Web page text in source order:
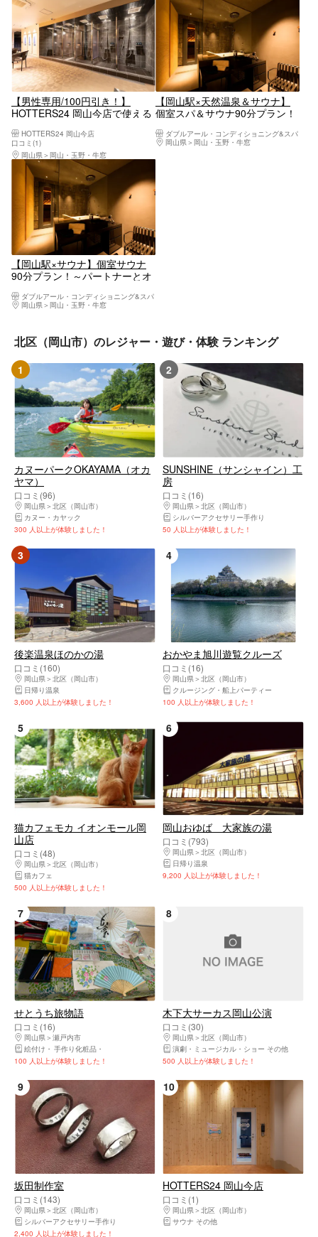
【男性専用/100円引き！】
HOTTERS24 岡山今店で使える
ト HOTTERS24 岡山今店
口コミ(1)
岡山県
岡山・玉野・牛窓
【岡山駅×天然温泉＆サウナ】
個室スパ＆サウナ90分プラン！
スメ♪
ダブルアール・コンディショニング&スパ
岡山県
岡山・玉野・牛窓
【岡山駅×サウナ】個室サウナ
90分プラン！～パートナーとオ
ダブルアール・コンディショニング&スパ
岡山県
岡山・玉野・牛窓
北区（岡山市）のレジャー・遊び・体験 ランキング
1
カヌーパークOKAYAMA（オカ
ヤマ）
口コミ(96)
岡山県
北区（岡山市）
カヌー・カヤック
300 人以上が体験しました！
2
SUNSHINE（サンシャイン）工
房
口コミ(16)
岡山県
北区（岡山市）
シルバーアクセサリー手作り
50 人以上が体験しました！
3
後楽温泉ほのかの湯
口コミ(160)
岡山県
北区（岡山市）
日帰り温泉
3,600 人以上が体験しました！
4
おかやま旭川遊覧クルーズ
口コミ(16)
岡山県
北区（岡山市）
クルージング・船上パーティー
100 人以上が体験しました！
5
猫カフェモカ イオンモール岡
山店
口コミ(48)
岡山県
北区（岡山市）
猫カフェ
500 人以上が体験しました！
6
岡山おゆば 大家族の湯
口コミ(793)
岡山県
北区（岡山市）
日帰り温泉
9,200 人以上が体験しました！
7
せとうち旅物語
口コミ(16)
岡山県
瀬戸内市
絵付け
手作り化粧品 セラピー 料理教室 手作り雑貨 その他
100 人以上が体験しました！
8
木下大サーカス岡山公演
口コミ(30)
岡山県
北区（岡山市）
演劇・ミュージカル・ショー その他
500 人以上が体験しました！
9
坂田制作室
口コミ(143)
岡山県
北区（岡山市）
シルバーアクセサリー手作り
2,400 人以上が体験しました！
10
HOTTERS24 岡山今店
口コミ(1)
岡山県
北区（岡山市）
サウナ その他